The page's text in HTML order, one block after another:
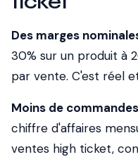
Des marges
30% sur un produit
par vente. C'est réel
Moins de
chiffre d'affaires
ventes high ticket,